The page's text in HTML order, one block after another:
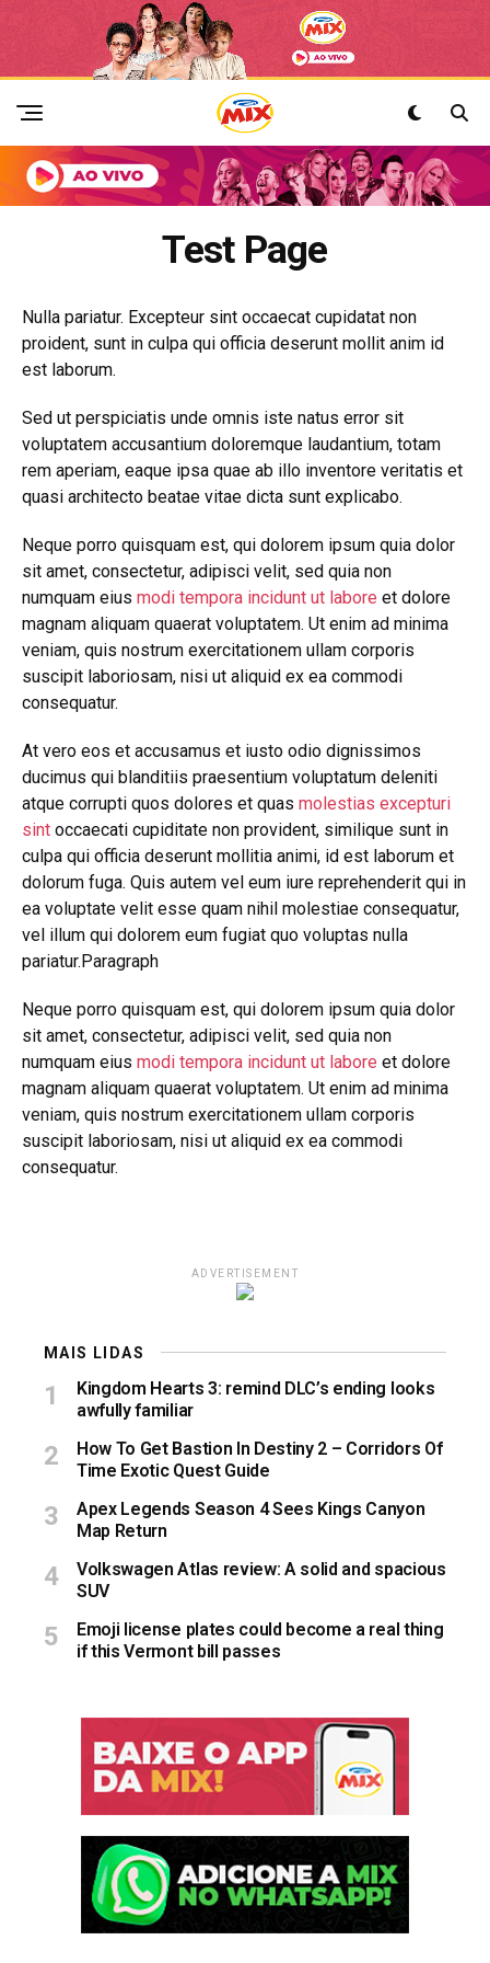
Test Page
Nulla pariatur. Excepteur sint occaecat cupidatat non
proident, sunt in culpa qui officia deserunt mollit anim id
est laborum.
Sed ut perspiciatis unde omnis iste natus error sit
voluptatem accusantium doloremque laudantium, totam
rem aperiam, eaque ipsa quae ab illo inventore veritatis et
quasi architecto beatae vitae dicta sunt explicabo.
Neque porro quisquam est, qui dolorem ipsum quia dolor
sit amet, consectetur, adipisci velit, sed quia non
numquam eius modi tempora incidunt ut labore et dolore
magnam aliquam quaerat voluptatem. Ut enim ad minima
veniam, quis nostrum exercitationem ullam corporis
suscipit laboriosam, nisi ut aliquid ex ea commodi
consequatur.
At vero eos et accusamus et iusto odio dignissimos
ducimus qui blanditiis praesentium voluptatum deleniti
atque corrupti quos dolores et quas molestias excepturi
sint occaecati cupiditate non provident, similique sunt in
culpa qui officia deserunt mollitia animi, id est laborum et
dolorum fuga. Quis autem vel eum iure reprehenderit qui in
ea voluptate velit esse quam nihil molestiae consequatur,
vel illum qui dolorem eum fugiat quo voluptas nulla
pariatur.Paragraph
Neque porro quisquam est, qui dolorem ipsum quia dolor
sit amet, consectetur, adipisci velit, sed quia non
numquam eius modi tempora incidunt ut labore et dolore
magnam aliquam quaerat voluptatem. Ut enim ad minima
veniam, quis nostrum exercitationem ullam corporis
suscipit laboriosam, nisi ut aliquid ex ea commodi
consequatur.
ADVERTISEMENT
MAIS LIDAS
Kingdom Hearts 3: remind DLC’s ending looks
awfully familiar
How To Get Bastion In Destiny 2 – Corridors Of
Time Exotic Quest Guide
Apex Legends Season 4 Sees Kings Canyon
Map Return
Volkswagen Atlas review: A solid and spacious
SUV
Emoji license plates could become a real thing
if this Vermont bill passes